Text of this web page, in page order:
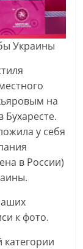
Украины
на
у себя
в России)
к фото.
категории